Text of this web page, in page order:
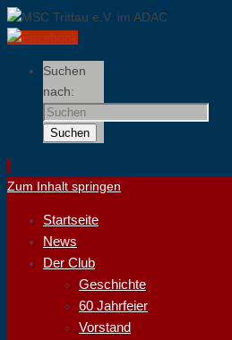
Suchen
nach:
Suchen
Zum Inhalt springen
Startseite
News
Der Club
Geschichte
60 Jahrfeier
Vorstand